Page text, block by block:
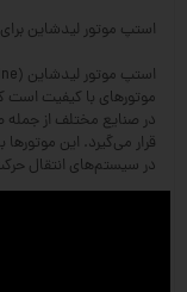
استپ موتور لیدشاین
موتورهای با کیفیت است
در سیستم‌های انتقال